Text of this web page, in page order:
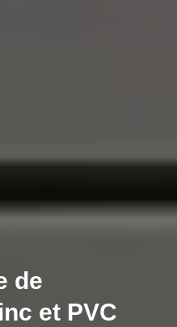
de
et PVC